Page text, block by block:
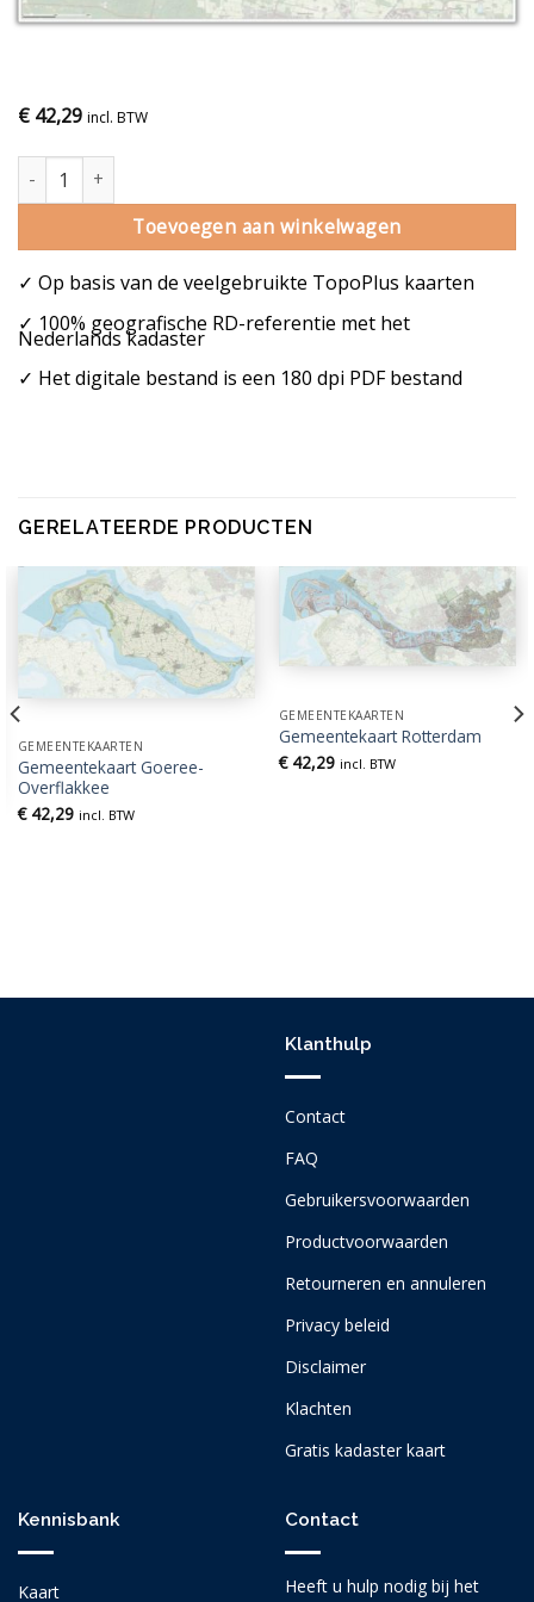
€ 42,29 incl. BTW
Gemeentekaart Leusden aantal
Toevoegen aan winkelwagen
✓ Op basis van de veelgebruikte TopoPlus kaarten
✓ 100% geografische RD-referentie met het
Nederlands kadaster
✓ Het digitale bestand is een 180 dpi PDF bestand
GERELATEERDE PRODUCTEN
GEMEENTEKAARTEN
Gemeentekaart Goeree-
Overflakkee
€42,29 incl. BTW
GEMEENTEKAARTEN
Gemeentekaart Rotterdam
€42,29 incl. BTW
Klanthulp
Contact
FAQ
Gebruikersvoorwaarden
Productvoorwaarden
Retourneren en annuleren
Privacy beleid
Disclaimer
Klachten
Gratis kadaster kaart
Kennisbank
Kaart
Contact
Heeft u hulp nodig bij het